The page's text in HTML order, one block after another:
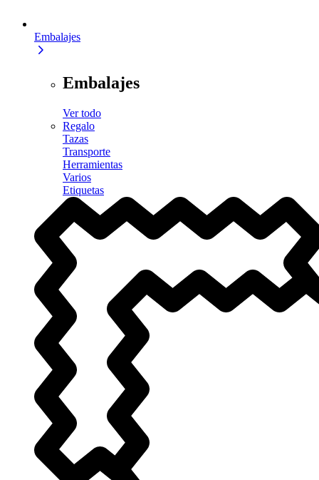
Embalajes
Embalajes
Ver todo
Regalo
Tazas
Transporte
Herramientas
Varios
Etiquetas